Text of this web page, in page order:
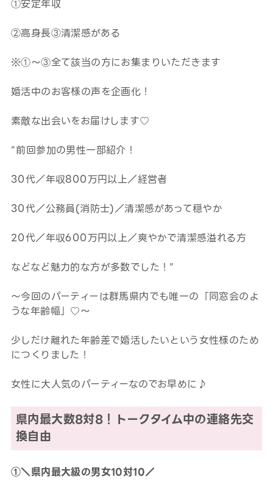
①安定年収
②高身長③清潔感がある
※①～③全て該当の方にお集まりいただきます
婚活中のお客様の声を企画化！
素敵な出会いをお届けします♡
”前回参加の男性一部紹介！
30代／年収800万円以上／経営者
30代／公務員(消防士)／清潔感があって穏やか
20代／年収600万円以上／爽やかで清潔感溢れる方
などなど魅力的な方が多数でした！”
～今回のパーティーは群馬県内でも唯一の「同窓会のよ
うな年齢幅」♡～
少しだけ離れた年齢差で婚活したいという女性様のため
につくりました！
女性に大人気のパーティーなのでお早めに♪
県内最大数8対8！トークタイム中の連絡先交
換自由
①＼県内最大級の男女10対10／